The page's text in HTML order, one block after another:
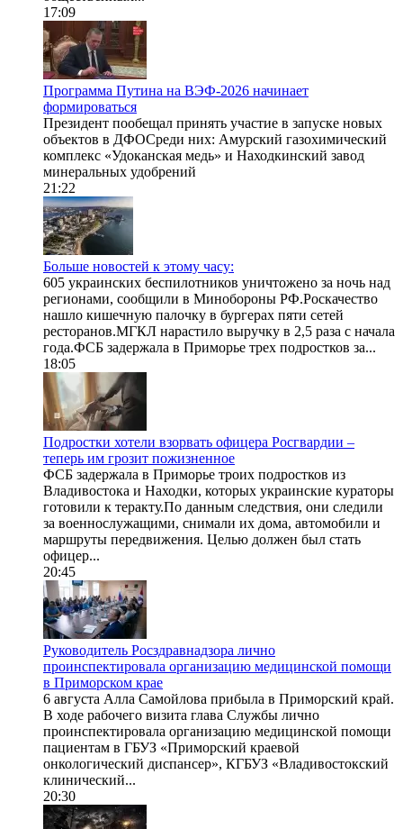
17:09
Программа Путина на ВЭФ-2026 начинает
формироваться
Президент пообещал принять участие в запуске новых
объектов в ДФОСреди них: Амурский газохимический
комплекс «Удоканская медь» и Находкинский завод
минеральных удобрений
21:22
Больше новостей к этому часу:
605 украинских беспилотников уничтожено за ночь над
регионами, сообщили в Минобороны РФ.Роскачество
нашло кишечную палочку в бургерах пяти сетей
ресторанов.МГКЛ нарастило выручку в 2,5 раза с начала
года.ФСБ задержала в Приморье трех подростков за...
18:05
Подростки хотели взорвать офицера Росгвардии –
теперь им грозит пожизненное
ФСБ задержала в Приморье троих подростков из
Владивостока и Находки, которых украинские кураторы
готовили к теракту.По данным следствия, они следили
за военнослужащими, снимали их дома, автомобили и
маршруты передвижения. Целью должен был стать
офицер...
20:45
Руководитель Росздравнадзора лично
проинспектировала организацию медицинской помощи
в Приморском крае
6 августа Алла Самойлова прибыла в Приморский край.
В ходе рабочего визита глава Службы лично
проинспектировала организацию медицинской помощи
пациентам в ГБУЗ «Приморский краевой
онкологический диспансер», КГБУЗ «Владивостокский
клинический...
20:30